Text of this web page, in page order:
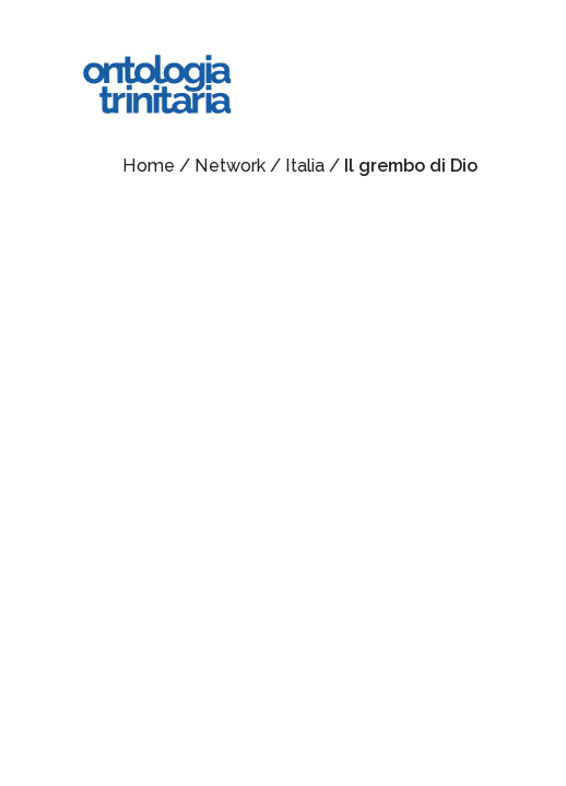
Home / Network / Italia / Il grembo di Dio